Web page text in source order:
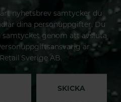
nyhetsbrev samtycker du
dina personuppgifter. Du
samtycket genom att avsluta
är
Sverige AB.
SKICKA